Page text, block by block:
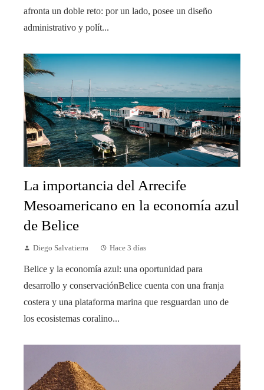
afronta un doble reto: por un lado, posee un diseño
administrativo y polít...
La importancia del Arrecife
Mesoamericano en la economía azul
de Belice
Diego Salvatierra Hace 3 días
Belice y la economía azul: una oportunidad para
desarrollo y conservaciónBelice cuenta con una franja
costera y una plataforma marina que resguardan uno de
los ecosistemas coralino...